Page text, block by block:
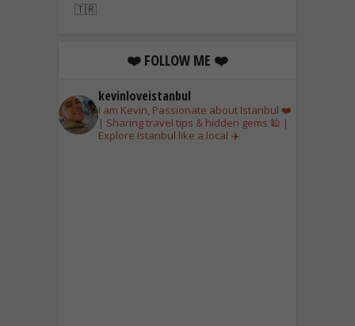
🇹🇷
❤️ FOLLOW ME ❤️
kevinloveistanbul
I am Kevin, Passionate about Istanbul ❤️
| Sharing travel tips & hidden gems 🕌 |
Explore Istanbul like a local ✈️